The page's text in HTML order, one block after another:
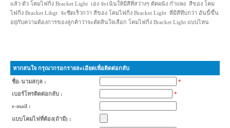
แล้ว ตัว โคมไฟกิ่ง Bracket Light เอง จะเน้นให้มีสีที่สว่างๆ ตัดผนัง กำแพง สีของ โคม
ไฟกิ่ง Bracket Lihgt จะซีดเร็วกว่า สีของ โคมไฟกิ่ง Bracket Light ที่มีสีทึบกว่า อันนี้ขึ้น
อยุ่กับความต้องการของลูกค้าว่าจะตัดสินใจเลือก โคมไฟกิ่ง Bracket Light แบบไหน
หากสนใจ กรุณากรอกรายละเอียดเพื่อติดต่อกลับ
ชื่อ-นามสกุล :
*
เบอร์โทรติดต่อกลับ :
*
e-mail :
แบบโคมไฟที่ต้อง(ถ้ามี) :